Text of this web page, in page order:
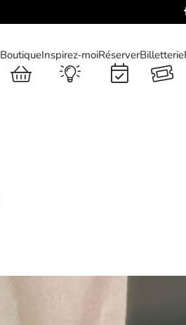
BoutiqueInspirez-moiRéserverBilletterie